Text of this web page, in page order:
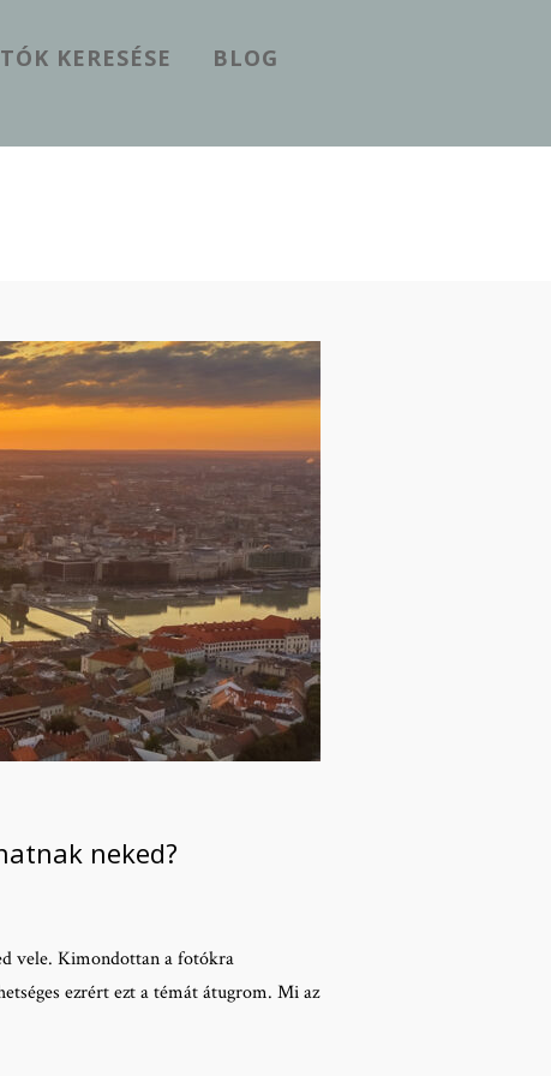
KERESÉSE BLOG
neked?
vele. Kimondottan a fotókra
ezrért ezt a témát átugrom. Mi az